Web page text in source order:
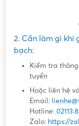
2. Cần làm gì khi
bạch:
Kiểm tra
tuyển
Hoặc liên hệ
Email:
Hotline:
Zalo: https://